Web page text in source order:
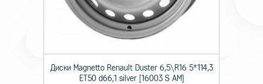
Диски Magnetto Renault Duster 6,5\R16 5*114,3
ET50 d66,1 silver [16003 S AM]